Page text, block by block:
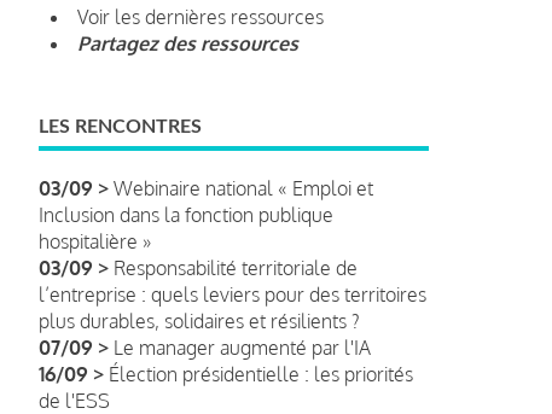
Voir les dernières ressources
Partagez des ressources
LES RENCONTRES
03/09 > Webinaire national « Emploi et
Inclusion dans la fonction publique
hospitalière »
03/09 > Responsabilité territoriale de
l’entreprise : quels leviers pour des territoires
plus durables, solidaires et résilients ?
07/09 > Le manager augmenté par l'IA
16/09 > Élection présidentielle : les priorités
de l'ESS